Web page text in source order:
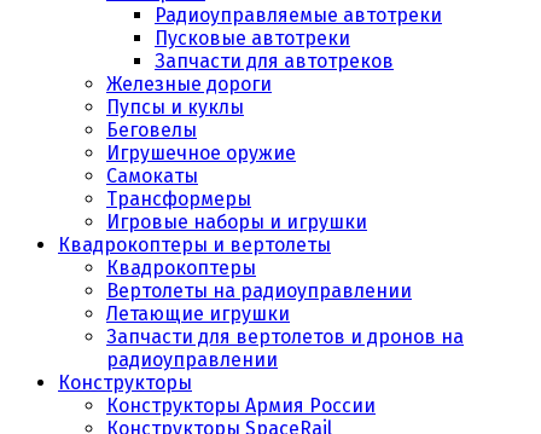
Радиоуправляемые автотреки
Пусковые автотреки
Запчасти для автотреков
Железные дороги
Пупсы и куклы
Беговелы
Игрушечное оружие
Самокаты
Трансформеры
Игровые наборы и игрушки
Квадрокоптеры и вертолеты
Квадрокоптеры
Вертолеты на радиоуправлении
Летающие игрушки
Запчасти для вертолетов и дронов на
радиоуправлении
Конструкторы
Конструкторы Армия России
Конструкторы SpaceRail